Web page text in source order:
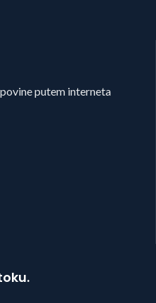
putem interneta